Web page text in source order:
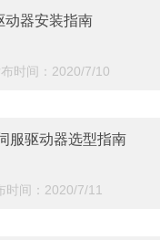
动器安装指南
时间：2020/7/10
服驱动器选型指南
间：2020/7/11